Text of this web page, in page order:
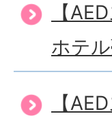
【
ホテ
【